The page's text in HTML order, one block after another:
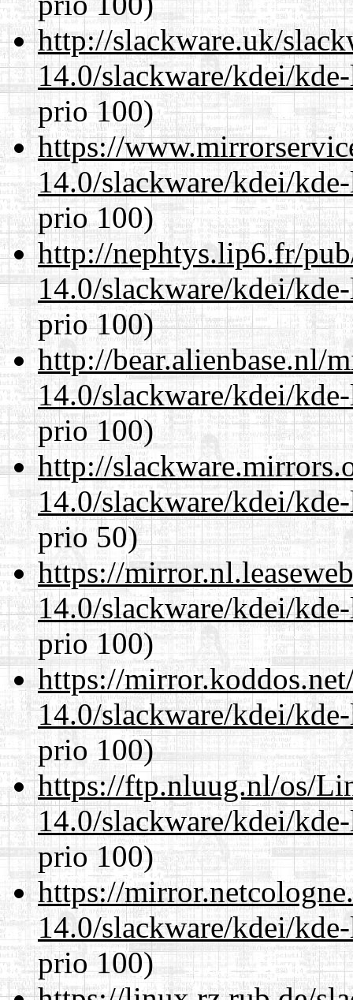
http://slackware.uk/
14.0/slackware/kdei/
prio 100)
https://
14.0/slackware/kdei/
prio 100)
http://nephtys.lip6.fr/
14.0/slackware/kdei/
prio 100)
http://bear.alienbase.nl/
14.0/slackware/kdei/
prio 100)
http://
14.0/slackware/kdei/
prio 50)
https://
14.0/slackware/kdei/
prio 100)
https://
14.0/slackware/kdei/
prio 100)
https://ftp.nluug.nl/os/
14.0/slackware/kdei/
prio 100)
https://
14.0/slackware/kdei/
prio 100)